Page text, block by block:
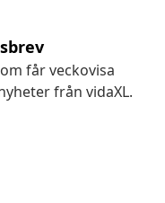
får veckovisa
från vidaXL.